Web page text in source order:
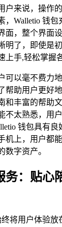
户来说，操作
，Walletio 钱
面，整个界面
明了，即使是
上手,轻松掌握
可以毫不费力
帮助用户更好
和丰富的帮助
不太熟悉，用
钱包具有
机上，用户都
数字资产。
务：贴心
终将用户体验